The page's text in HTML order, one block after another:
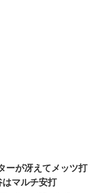
ーが冴えてメッツ打
マルチ安打